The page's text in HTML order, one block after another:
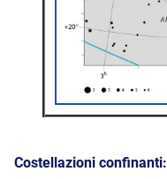
Costellazioni confinanti: